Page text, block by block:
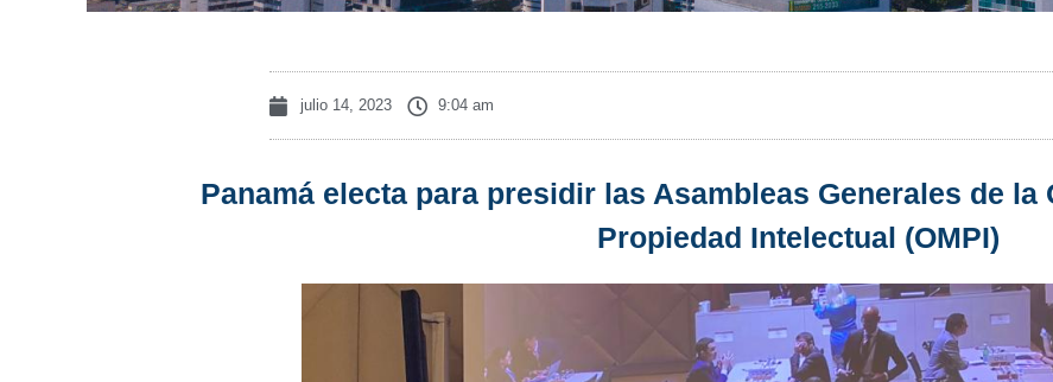
julio 14, 2023 9:04 am
Panamá electa para presidir las Asambleas Generales de la
Propiedad Intelectual (OMPI)